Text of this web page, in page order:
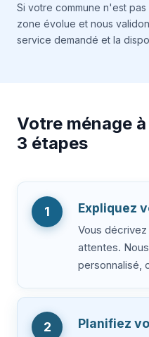
Si votre commune n'est
zone évolue et nous
service demandé et la
Votre ménage
3 étapes
1 Expliquez
Vous
attentes.
personnalisé,
2 Planifiez